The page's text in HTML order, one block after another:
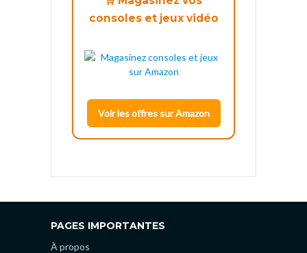
consoles et jeux vidéo
Voir les offres sur Amazon
PAGES IMPORTANTES
À propos